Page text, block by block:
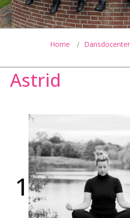
Home
Astrid
1